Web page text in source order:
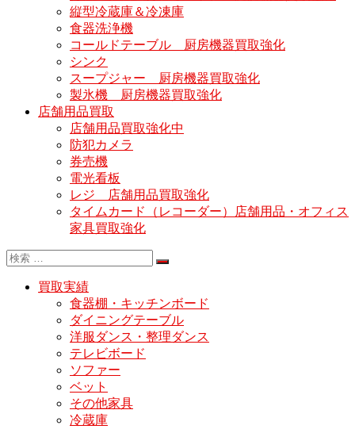
縦型冷蔵庫＆冷凍庫
食器洗浄機
コールドテーブル 厨房機器買取強化
シンク
スープジャー 厨房機器買取強化
製氷機 厨房機器買取強化
店舗用品買取
店舗用品買取強化中
防犯カメラ
券売機
電光看板
レジ 店舗用品買取強化
タイムカード（レコーダー）店舗用品・オフィス
家具買取強化
買取実績
食器棚・キッチンボード
ダイニングテーブル
洋服ダンス・整理ダンス
テレビボード
ソファー
ベット
その他家具
冷蔵庫